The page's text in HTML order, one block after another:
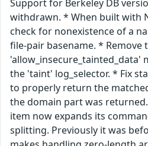
Support for Berkeley DB
withdrawn. * When built with
check for nonexistence of a
file-pair basename. * Remove
'allow_insecure_tainted_data'
the 'taint' log_selector. * Fix
to properly return the
the domain part was
item now expands its
splitting. Previously it was